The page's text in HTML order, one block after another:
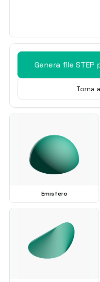
Genera file
Torna
Emisfero